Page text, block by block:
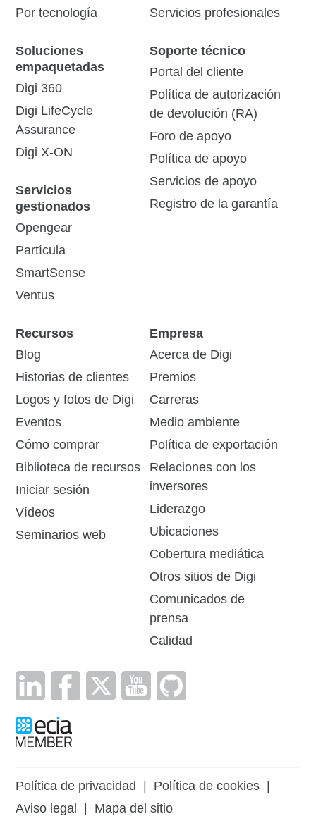
Por tecnología
Soluciones
empaquetadas
Digi 360
Digi LifeCycle
Assurance
Digi X-ON
Servicios
gestionados
Opengear
Partícula
SmartSense
Ventus
Servicios profesionales
Soporte técnico
Portal del cliente
Política de autorización
de devolución (RA)
Foro de apoyo
Política de apoyo
Servicios de apoyo
Registro de la garantía
Recursos
Blog
Historias de clientes
Logos y fotos de Digi
Eventos
Cómo comprar
Biblioteca de recursos
Iniciar sesión
Vídeos
Seminarios web
Empresa
Acerca de Digi
Premios
Carreras
Medio ambiente
Política de exportación
Relaciones con los
inversores
Liderazgo
Ubicaciones
Cobertura mediática
Otros sitios de Digi
Comunicados de
prensa
Calidad
Política de privacidad Política de cookies
Aviso legal
Mapa del sitio